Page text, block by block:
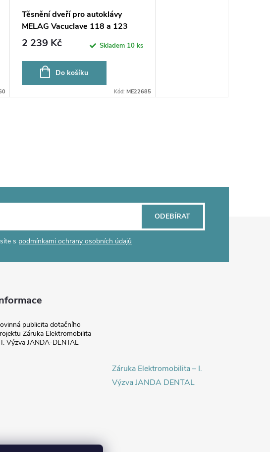
Těsnění dveří pro autoklávy
MELAG Vacuclave 118 a 123
2 239 Kč Skladem 10 ks
Do košíku
Kód: ME22685
s podmínkami ochrany osobních údajů
ODEBÍRAT
publicita dotačního
Záruka Elektromobilita
Výzva JANDA-DENTAL
Záruka Elektromobilita – I.
Výzva JANDA DENTAL